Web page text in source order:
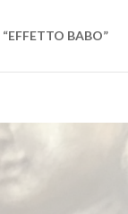
“EFFETTO BABO”